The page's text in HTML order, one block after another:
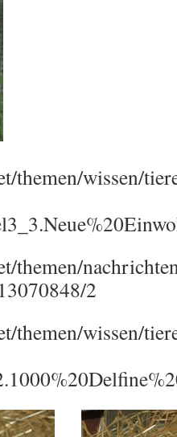
themen/wissen/
themen/
2
themen/wissen/